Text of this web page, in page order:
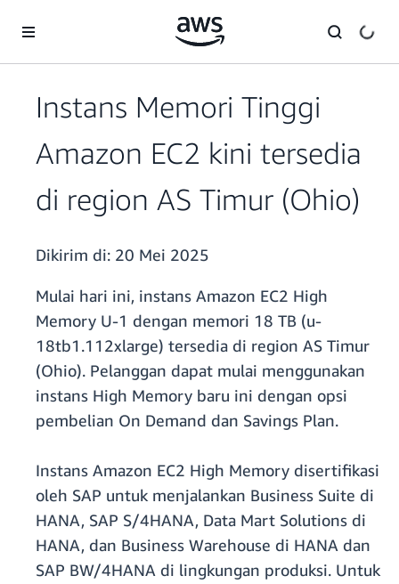
Instans Memori Tinggi
Amazon EC2 kini tersedia
di region AS Timur (Ohio)
Dikirim di: 20 Mei 2025
Mulai hari ini, instans Amazon EC2 High
Memory U-1 dengan memori 18 TB (u-
18tb1.112xlarge) tersedia di region AS Timur
(Ohio). Pelanggan dapat mulai menggunakan
instans High Memory baru ini dengan opsi
pembelian On Demand dan Savings Plan.
Instans Amazon EC2 High Memory disertifikasi
oleh SAP untuk menjalankan Business Suite di
HANA, SAP S/4HANA, Data Mart Solutions di
HANA, dan Business Warehouse di HANA dan
SAP BW/4HANA di lingkungan produksi. Untuk